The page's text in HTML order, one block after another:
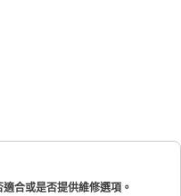
合或是否提供維修選項。